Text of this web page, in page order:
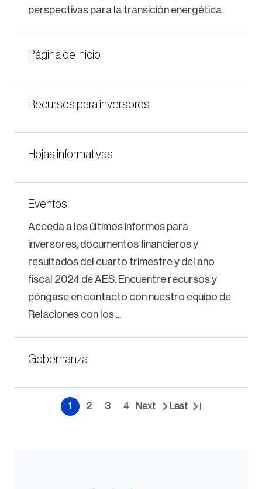
perspectivas para la transición energética.
Página de inicio
Recursos para inversores
Hojas informativas
Eventos
Acceda a los últimos informes para
inversores, documentos financieros y
resultados del cuarto trimestre y del año
fiscal 2024 de AES. Encuentre recursos y
póngase en contacto con nuestro equipo de
Relaciones con los ...
Gobernanza
PaginaciónPágina
1 Página
2 Página
3 Página
4
Siguiente
Next
Última
Last